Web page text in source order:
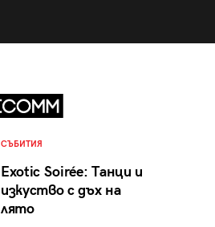
СЪБИТИЯ
Exotic Soirée: Танци и
изкуство с дъх на
лято